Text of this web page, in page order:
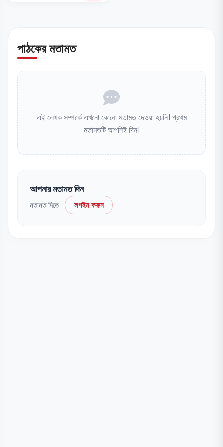
পাঠকের মতামত
এই লেখক সম্পর্কে এখনো কোনো মতামত দেওয়া হয়নি। প্রথম
মতামতটি আপনিই দিন।
আপনার মতামত দিন
মতামত দিতে লগইন করুন